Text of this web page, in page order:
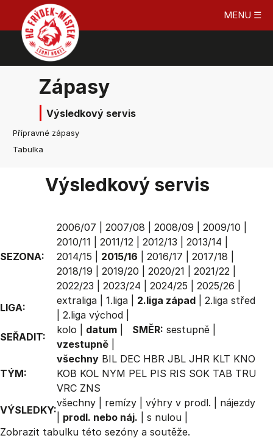
MENU ☰
Zápasy
Výsledkový servis
Přípravné zápasy
Tabulka
Výsledkový servis
SEZONA:
2006/07 2007/08 2008/09 2009/10
2010/11
2011/12 2012/13 2013/14
2014/15
2015/16 2016/17 2017/18
2018/19
2019/20 2020/21 2021/22
2022/23
2023/24 2024/25 2025/26
LIGA:
extraliga 1.liga 2.liga západ
2.liga střed
2.liga východ
SEŘADIT:
kolo datum SMĚR: sestupně
vzestupně
TÝM:
všechny BIL DEC HBR JBL JHR KLT KNO
KOB KOL NYM PEL PIS RIS SOK TAB TRU
VRC ZNS
VÝSLEDKY:
všechny remízy výhry v prodl.
nájezdy
prodl. nebo náj. s nulou
Zobrazit tabulku této sezóny a soutěže.